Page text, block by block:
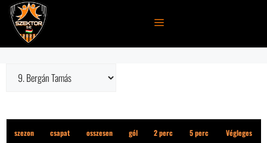
Kilépés
tartalomba
MENÜ
szezon csapat osszesen gól 2 perc 5 perc Végleges